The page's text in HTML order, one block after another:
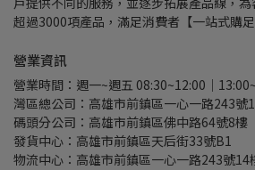
超過3000項產品，滿足消費者【一站式購
營業資訊
營業時間：週一~週五 08:30~12:00｜
灣區總公司：高雄市前鎮區一心一路243號
碼頭分公司：高雄市前鎮區佛中路64號8樓
發貨中心：高雄市前鎮區天后街33號B1
物流中心：高雄市前鎮區一心一路243號14